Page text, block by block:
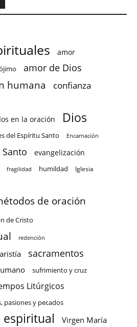
amor
amor de Dios
humana confianza
en la oración Dios
del Espíritu Santo Encarnación
evangelización
fragilidad humildad Iglesia
de oración
de Cristo
redención
sacramentos
sufrimiento y cruz
Litúrgicos
pasiones y pecados
espiritual Virgen María